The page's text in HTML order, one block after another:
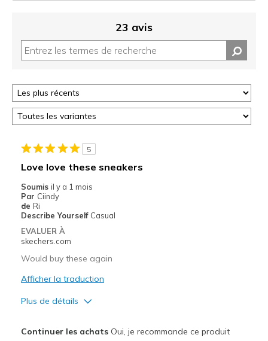
23 avis
5
Love love these sneakers
Soumis il y a 1 mois
Par Ciindy
de Ri
Describe Yourself Casual
EVALUER À
skechers.com
Would buy these again
Afficher la traduction
Plus de détails
Continuer les achatsOui, je recommande ce produit